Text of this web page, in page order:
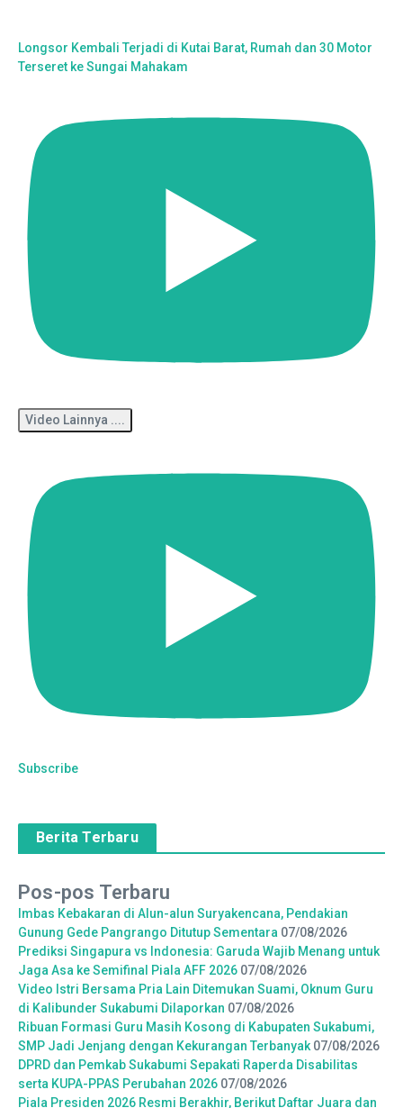
Longsor Kembali Terjadi di Kutai Barat, Rumah dan 30 Motor
Terseret ke Sungai Mahakam
Video Lainnya ....
Subscribe
Berita Terbaru
Pos-pos Terbaru
Imbas Kebakaran di Alun-alun Suryakencana, Pendakian
Gunung Gede Pangrango Ditutup Sementara 07/08/2026
Prediksi Singapura vs Indonesia: Garuda Wajib Menang untuk
Jaga Asa ke Semifinal Piala AFF 2026 07/08/2026
Video Istri Bersama Pria Lain Ditemukan Suami, Oknum Guru
di Kalibunder Sukabumi Dilaporkan 07/08/2026
Ribuan Formasi Guru Masih Kosong di Kabupaten Sukabumi,
SMP Jadi Jenjang dengan Kekurangan Terbanyak 07/08/2026
DPRD dan Pemkab Sukabumi Sepakati Raperda Disabilitas
serta KUPA-PPAS Perubahan 2026 07/08/2026
Piala Presiden 2026 Resmi Berakhir, Berikut Daftar Juara dan